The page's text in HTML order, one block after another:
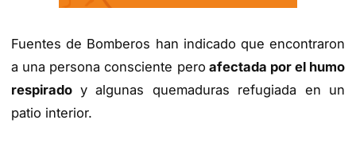
Fuentes de Bomberos han indicado que encontraron
a una persona consciente pero afectada por el humo
respirado y algunas quemaduras refugiada en un
patio interior.